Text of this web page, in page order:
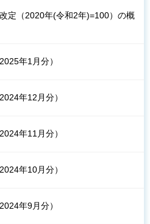
定（2020年(令和2年)=100）の概
年1月分）
年12月分）
年11月分）
年10月分）
年9月分）